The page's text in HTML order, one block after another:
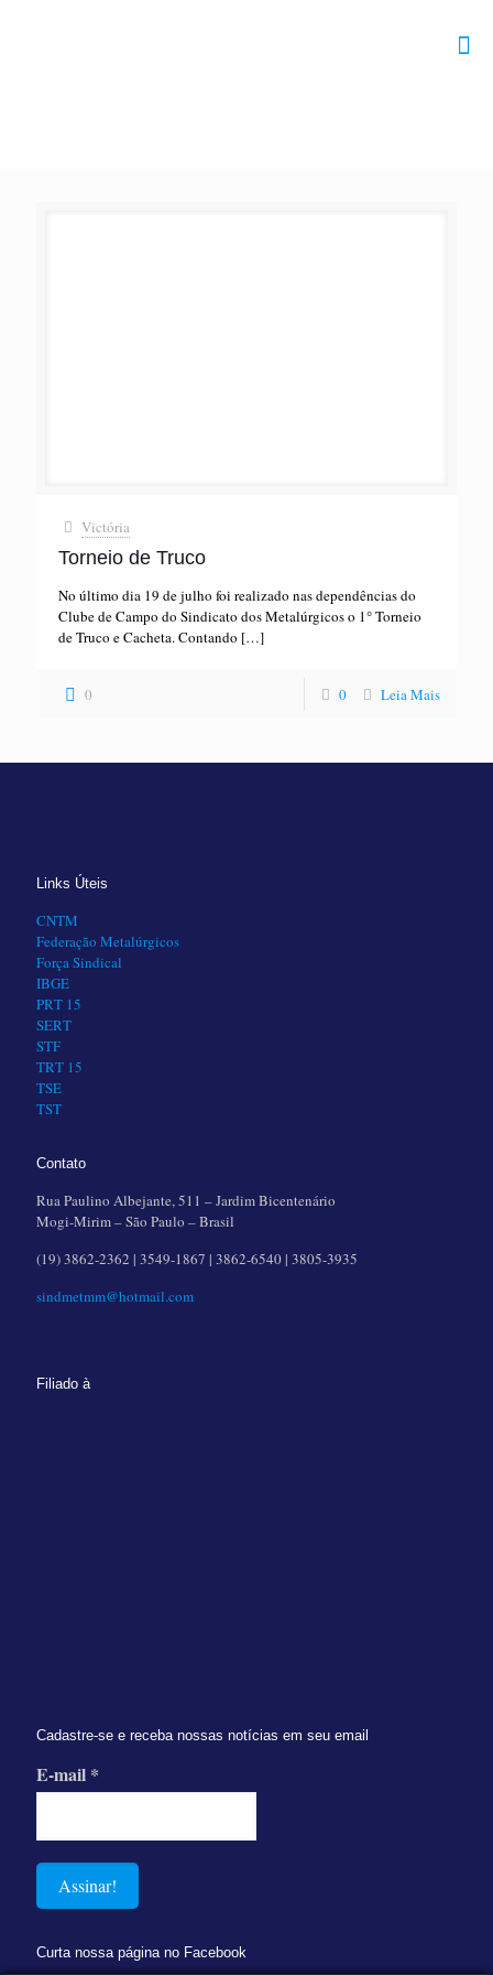
Victória
Torneio de Truco
No último dia 19 de julho foi realizado nas dependências do
Clube de Campo do Sindicato dos Metalúrgicos o 1° Torneio
de Truco e Cacheta. Contando […]
0 0 Leia Mais
Links Úteis
CNTM
Federação Metalúrgicos
Força Sindical
IBGE
PRT 15
SERT
STF
TRT 15
TSE
TST
Contato
Rua Paulino Albejante, 511 – Jardim Bicentenário
Mogi-Mirim – São Paulo – Brasil
(19) 3862-2362 | 3549-1867 | 3862-6540 | 3805-3935
sindmetmm@hotmail.com
Filiado à
Cadastre-se e receba nossas notícias em seu email
E-mail *
Curta nossa página no Facebook